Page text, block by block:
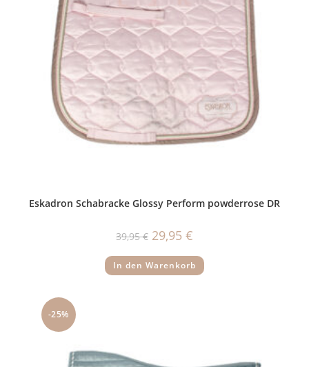
Eskadron Schabracke Glossy Perform powderrose DR
39,95€ Ursprünglicher
Preis
39,95 €
29,95 €
29,95 €.
In den Warenkorb
-25%